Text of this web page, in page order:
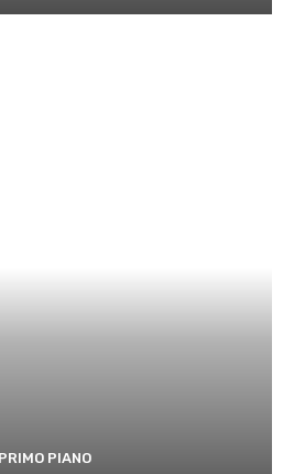
PRIMO PIANO